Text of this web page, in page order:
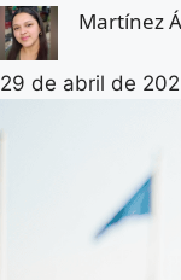
Martínez
29 de abril de